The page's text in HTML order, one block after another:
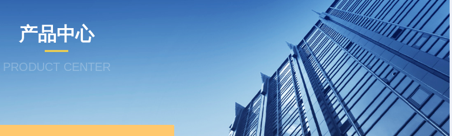
产品中心
PRODUCT CENTER